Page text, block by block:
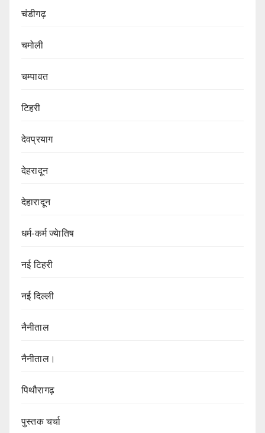
चंडीगढ़
चमोली
चम्पावत
टिहरी
देवप्रयाग
देहरादून
देहारादून
धर्म-कर्म ज्येातिष
नई टिहरी
नई दिल्ली
नैनीताल
नैनीताल।
पिथौरागढ़
पुस्तक चर्चा